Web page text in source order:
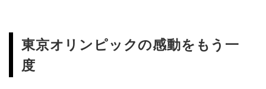
東京オリンピックの感動をもう一
度